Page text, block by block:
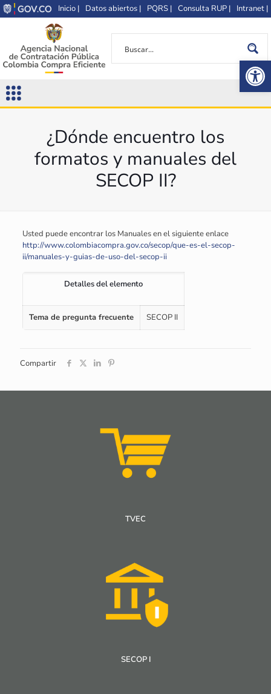
Inicio | Datos abiertos | PQRS | Consulta RUP | Intranet |
¿Dónde encuentro los
formatos y manuales del
SECOP II?
Usted puede encontrar los Manuales en el siguiente enlace
http://www.colombiacompra.gov.co/secop/que-es-el-secop-
ii/manuales-y-guias-de-uso-del-secop-ii
Detalles del elemento
Tema de pregunta frecuente SECOP II
Compartir
TVEC
SECOP I